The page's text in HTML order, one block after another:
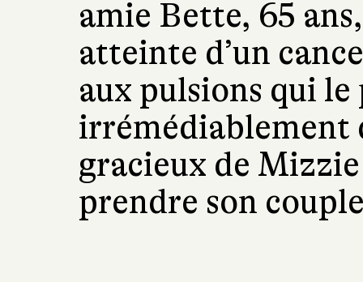
amie Bette, 65
atteinte d’un
aux pulsions qui le
irrémédiablement
gracieux de
prendre son